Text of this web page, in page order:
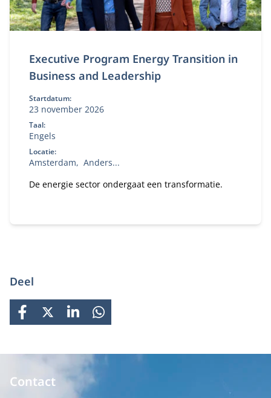
Executive Program Energy Transition in
Business and Leadership
Startdatum:
23 november 2026
Taal:
Engels
Locatie:
Amsterdam
Anders...
De energie sector ondergaat een transformatie.
Deel
FACEBOOK
X LINKEDINWHATSAPP
Contact